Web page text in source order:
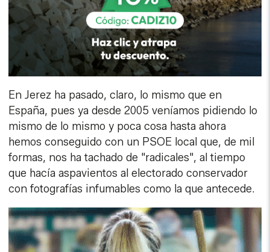
En Jerez ha pasado, claro, lo mismo que en
España, pues ya desde 2005 veníamos pidiendo lo
mismo de lo mismo y poca cosa hasta ahora
hemos conseguido con un PSOE local que, de mil
formas, nos ha tachado de "radicales", al tiempo
que hacía aspavientos al electorado conservador
con fotografías infumables como la que antecede.